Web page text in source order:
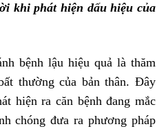
khi phát hiện dấu hiệu của
bệnh lậu hiệu quả là thăm
thường của bản thân. Đây
hiện ra căn bệnh đang mắc
chóng đưa ra phương pháp